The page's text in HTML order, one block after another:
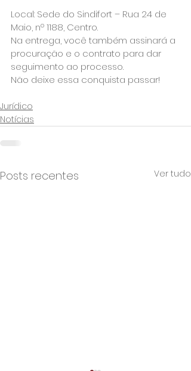
Local: Sede do Sindifort – Rua 24 de
Maio, nº 1188, Centro.
Na entrega, você também assinará a
procuração e o contrato para dar
seguimento ao processo.
Não deixe essa conquista passar!
Jurídico
Notícias
Posts recentes Ver tudo